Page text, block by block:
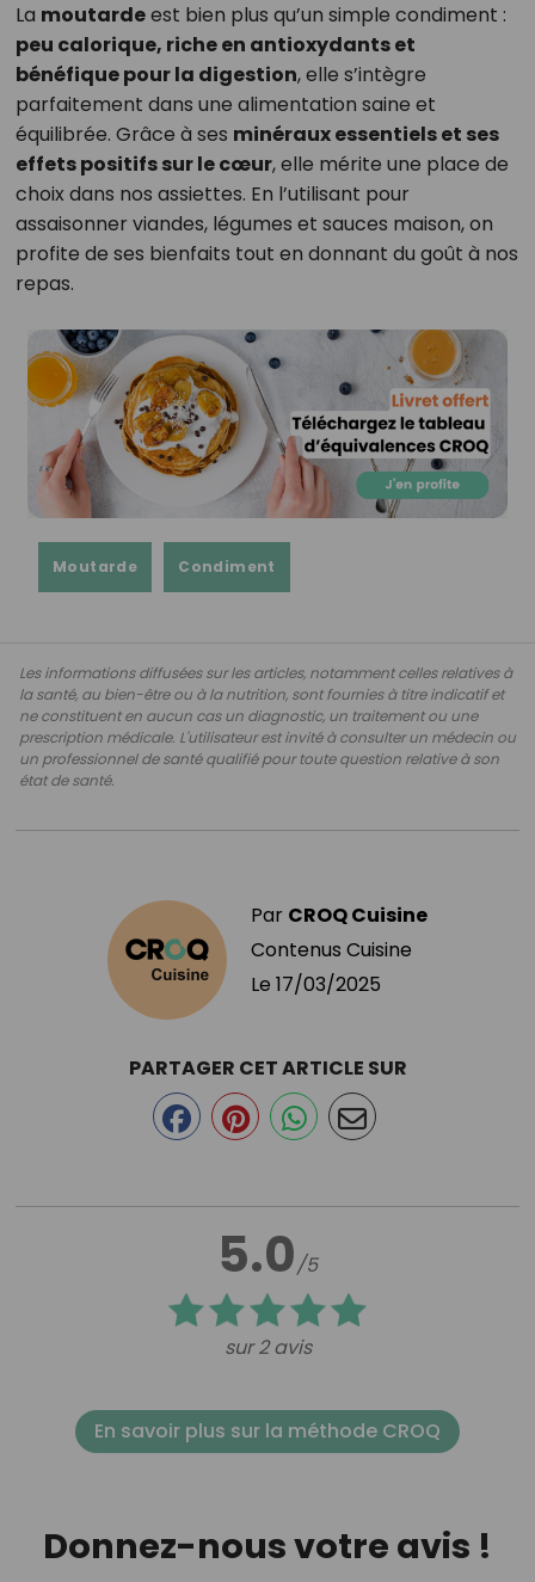
La moutardeest bien plus qu’un simple condiment :
peu calorique, riche en antioxydants et
bénéfique pour la digestion, elle s’intègre
parfaitement dans une alimentation saine et
équilibrée. Grâce à ses minéraux essentiels et ses
effets positifs sur le cœur, elle mérite une place de
choix dans nos assiettes. En l’utilisant pour
assaisonner viandes, légumes et sauces maison, on
profite de ses bienfaits tout en donnant du goût à nos
repas.
Moutarde Condiment
Les informations diffusées sur les articles, notamment celles relatives à
la santé, au bien-être ou à la nutrition, sont fournies à titre indicatif et
ne constituent en aucun cas un diagnostic, un traitement ou une
prescription médicale. L'utilisateur est invité à consulter un médecin ou
un professionnel de santé qualifié pour toute question relative à son
état de santé.
Par CROQ Cuisine
Contenus Cuisine
Le 17/03/2025
5.0/5
sur 2 avis
PARTAGER CET ARTICLE SUR
En savoir plus sur la méthode CROQ
Donnez-nous votre avis !